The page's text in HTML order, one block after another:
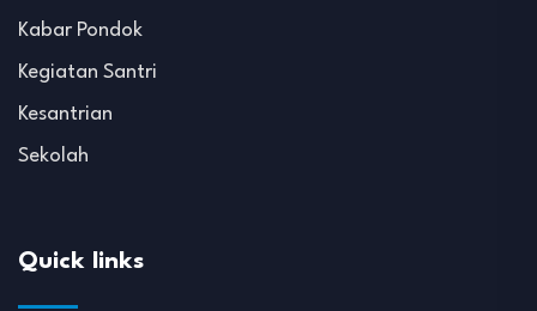
Kabar Pondok
Kegiatan Santri
Kesantrian
Sekolah
Quick links